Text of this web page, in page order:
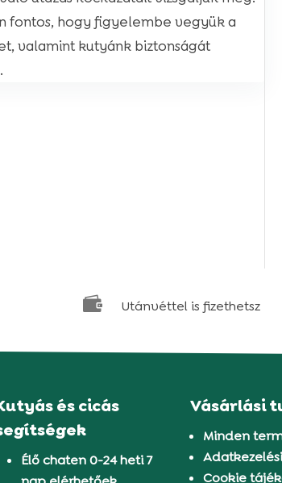
fontos, hogy figyelembe vegyük a
valamint kutyánk biztonságát
 Utánvéttel is fizethetsz
és cicás
Élő chaten 0-24 heti 7
Vásárlási
Minden
Cookie